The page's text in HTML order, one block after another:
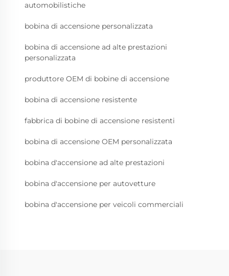
automobilistiche
bobina di accensione personalizzata
bobina di accensione ad alte prestazioni
personalizzata
produttore OEM di bobine di accensione
bobina di accensione resistente
fabbrica di bobine di accensione resistenti
bobina di accensione OEM personalizzata
bobina d'accensione ad alte prestazioni
bobina d'accensione per autovetture
bobina d'accensione per veicoli commerciali